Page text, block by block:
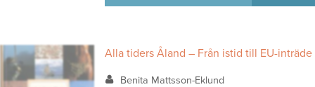
Alla tiders Åland – Från istid till EU-inträde
Benita Mattsson-Eklund